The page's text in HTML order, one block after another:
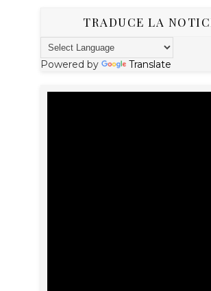
TRADUCE LA
Powered by Translate